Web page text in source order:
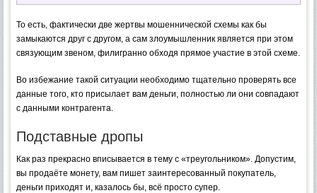
То есть, фактически две жертвы мошеннической схемы как бы
замыкаются друг с другом, а сам злоумышленник является при этом
связующим звеном, филигранно обходя прямое участие в этой схеме.
Во избежание такой ситуации необходимо тщательно проверять все
данные того, кто присылает вам деньги, полностью ли они совпадают
с данными контрагента.
Подставные дропы
Как раз прекрасно вписывается в тему с «треугольником». Допустим,
вы продаёте монету, вам пишет заинтересованный покупатель,
деньги приходят и, казалось бы, всё просто супер.